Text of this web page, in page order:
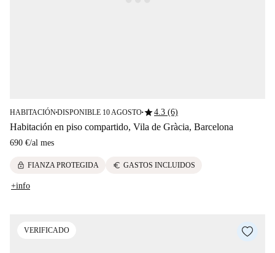
HABITACIÓN■DISPONIBLE 10 AGOSTO■star4.3 (6)
Habitación en piso compartido, Vila de Gràcia, Barcelona
690 €/al mes
lock FIANZA PROTEGIDA euro GASTOS INCLUIDOS
+info
VERIFICADO